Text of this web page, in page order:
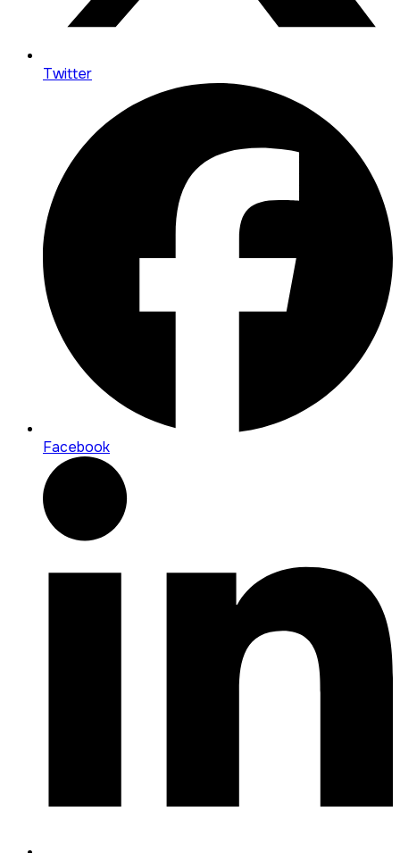
Twitter
Facebook